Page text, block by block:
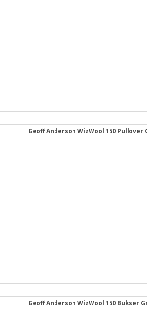
Geoff Anderson WizWool 150 Pullover
Geoff Anderson WizWool 150 Bukser